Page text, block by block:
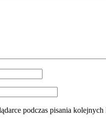
podczas pisania kolejnych